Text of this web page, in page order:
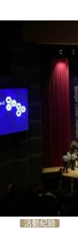
活動紀錄